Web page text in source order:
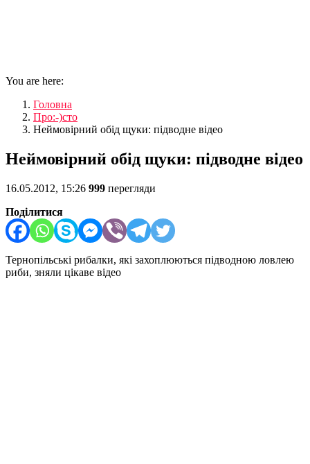
You are here:
Головна
Про:-)сто
Неймовірний обід щуки: підводне відео
Неймовірний обід щуки: підводне відео
16.05.2012, 15:26 999 перегляди
Поділитися
Тернопільські рибалки, які захоплюються підводною ловлею
риби, зняли цікаве відео